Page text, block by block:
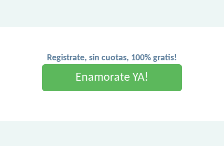
Registrate, sin cuotas, 100% gratis!
Enamorate YA!